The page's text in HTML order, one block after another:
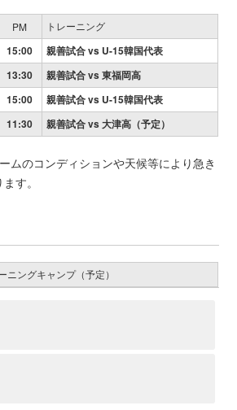
PM トレーニング
15:00
親善試合 vs U-15韓国代表
13:30
親善試合 vs 東福岡高
15:00
親善試合 vs U-15韓国代表
11:30 親善試合 vs 大津高（予定）
ムのコンディションや天候等により急き
す。
ニングキャンプ（予定）